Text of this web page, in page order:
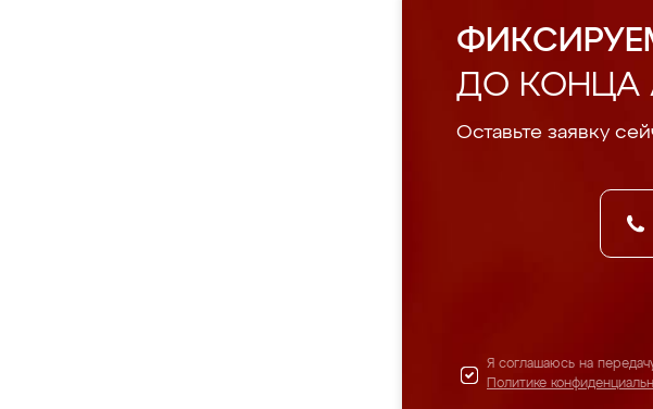
ДО КОНЦА
Оставьте заявку
Я соглашаюсь на
Политике